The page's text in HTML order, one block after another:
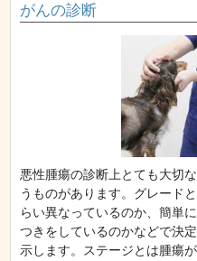
がんの診断
悪性腫瘍の診断上とても大切
うものがあります。グレード
らい異なっているのか、簡単
つきをしているのかなどで決
示します。ステージとは腫瘍